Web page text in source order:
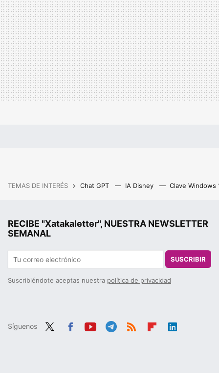
TEMAS DE INTERÉS Chat GPT IA Disney Clave Windows
RECIBE "Xatakaletter", NUESTRA NEWSLETTER
SEMANAL
SUSCRIBIR
Suscribiéndote aceptas nuestra política de privacidad
Síguenos